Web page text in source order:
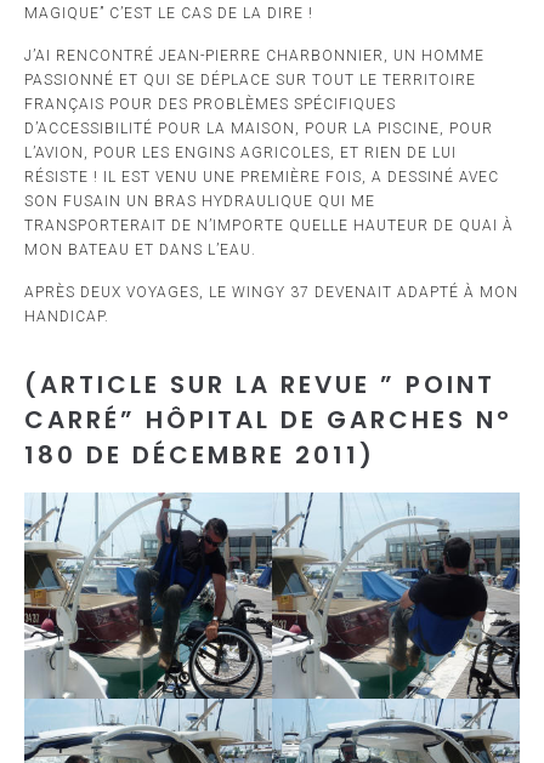
MAGIQUE” C’EST LE CAS DE LA DIRE !
J’AI RENCONTRÉ JEAN-PIERRE CHARBONNIER, UN HOMME
PASSIONNÉ ET QUI SE DÉPLACE SUR TOUT LE TERRITOIRE
FRANÇAIS POUR DES PROBLÈMES SPÉCIFIQUES
D’ACCESSIBILITÉ POUR LA MAISON, POUR LA PISCINE, POUR
L’AVION, POUR LES ENGINS AGRICOLES, ET RIEN DE LUI
RÉSISTE ! IL EST VENU UNE PREMIÈRE FOIS, A DESSINÉ AVEC
SON FUSAIN UN BRAS HYDRAULIQUE QUI ME
TRANSPORTERAIT DE N’IMPORTE QUELLE HAUTEUR DE QUAI À
MON BATEAU ET DANS L’EAU.
APRÈS DEUX VOYAGES, LE WINGY 37 DEVENAIT ADAPTÉ À MON
HANDICAP.
(ARTICLE SUR LA REVUE ” POINT
CARRÉ” HÔPITAL DE GARCHES N°
180 DE DÉCEMBRE 2011)